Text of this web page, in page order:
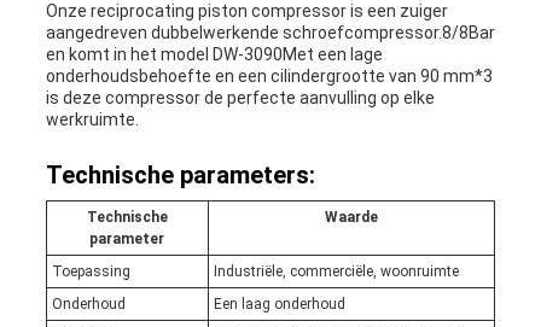
Onze reciprocating piston compressor is een zuiger
aangedreven dubbelwerkende schroefcompressor.8/8Bar
en komt in het model DW-3090Met een lage
onderhoudsbehoefte en een cilindergrootte van 90 mm*3
is deze compressor de perfecte aanvulling op elke
werkruimte.
Technische parameters:
Technische
parameter
Waarde
Toepassing
Industriële, commerciële, woonruimte
Onderhoud
Een laag onderhoud